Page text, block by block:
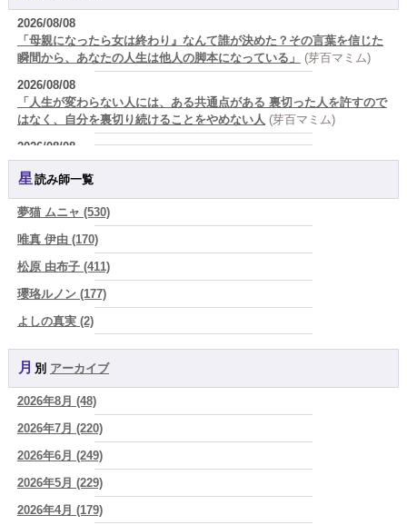
2026/08/08
「母親になったら女は終わり』なんて誰が決めた？その言葉を信じた
瞬間から、あなたの人生は他人の脚本になっている」
(芽百マミム)
2026/08/08
「人生が変わらない人には、ある共通点がある 裏切った人を許すので
はなく、自分を裏切り続けることをやめない人 (芽百マミム)
2026/08/08
生きづらさと恋愛の悩みを繰り返すあなたへ (紅月Luru)
真寿の開運Cooking 鮭が教えてくれた、"積み重ねた先にある豊か
(プラタ 真寿)
『頑張って好かれる』を やめてみました。届いた 一通のメッセー
ジ。 (プラタ 真寿)
2026/08/07
2026年8月8日 甲寅――自分の軸を持ちながら、世界と対話する日
ぐり)
2026/08/07
新しいことに触れると、自分の中の回路がひらく｜好奇心を持ち続け
る楽しさ (美月マーシャ)
2026/08/07
2026年8月7日 癸丑 自分を消さずに、調和を育てる日
2026/08/07
時間は前に進んでいく。後悔は消せないけれど未来を変えていくこと
ができる (真巳華 - Mamika -)
星読み師一覧
夢猫 ムニャ (530)
唯真 伊由 (170)
松原 由布子 (411)
瓔珞ルノン (177)
よしの真実 (2)
YOSHIKI (58)
よみ (39)
一之森 陽柑 (26)
椰奈空 (64)
ワカリミ (1)
神楽峰ヴィスカ (10)
赤羽うさぎ (341)
月別 アーカイブ
2026年8月 (48)
2026年7月 (220)
2026年6月 (249)
2026年5月 (229)
2026年4月 (179)